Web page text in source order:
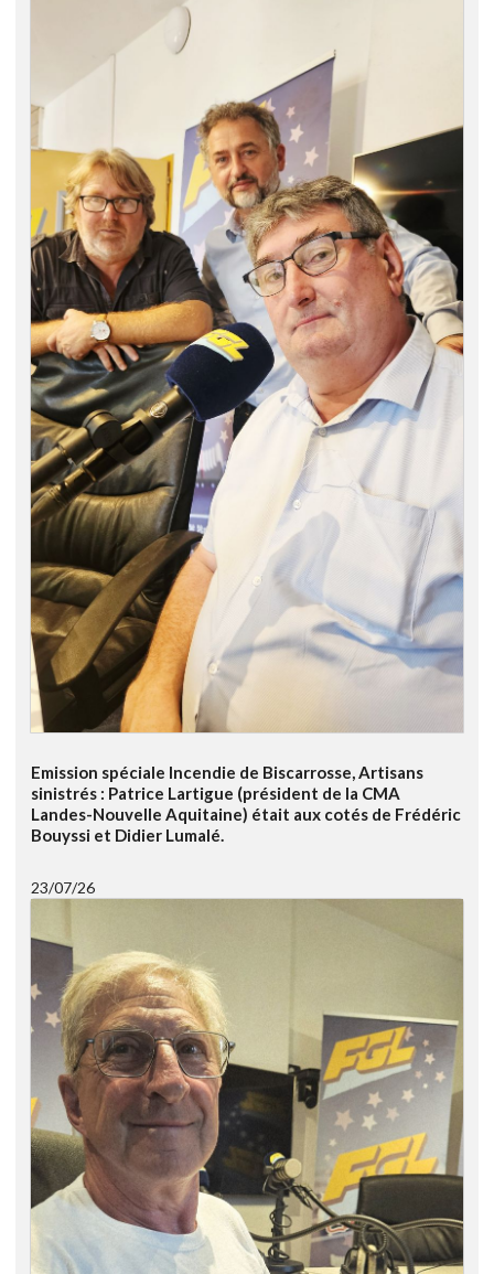
Emission spéciale Incendie de Biscarrosse, Artisans
sinistrés : Patrice Lartigue (président de la CMA
Landes-Nouvelle Aquitaine) était aux cotés de Frédéric
Bouyssi et Didier Lumalé.
23/07/26